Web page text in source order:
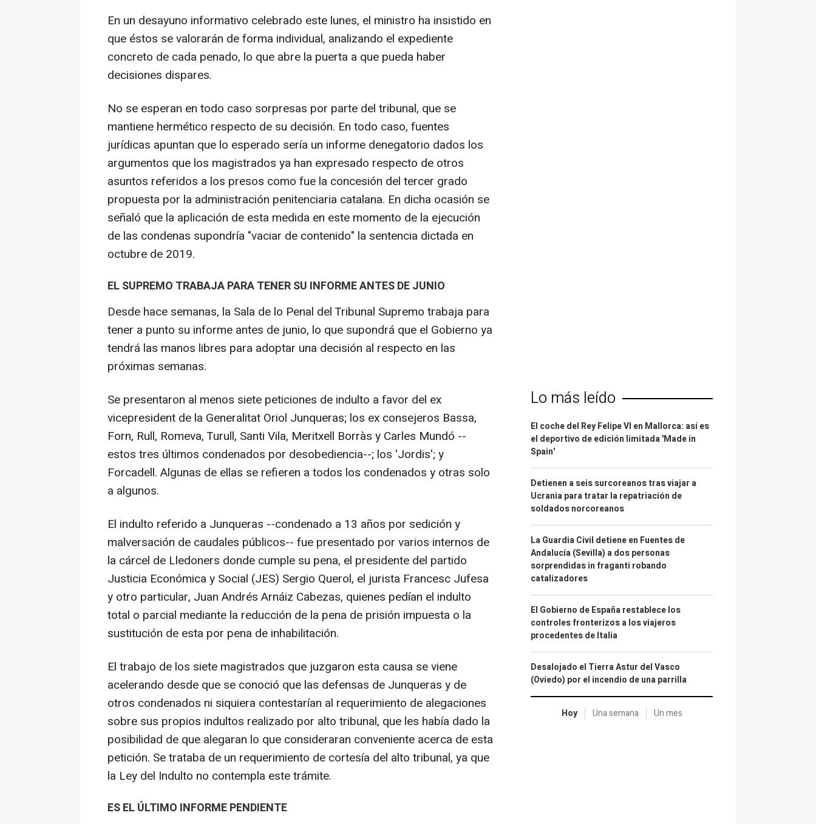
En un desayuno informativo celebrado este lunes, el ministro ha insistido en
que éstos se valorarán de forma individual, analizando el expediente
concreto de cada penado, lo que abre la puerta a que pueda haber
decisiones dispares.
No se esperan en todo caso sorpresas por parte del tribunal, que se
mantiene hermético respecto de su decisión. En todo caso, fuentes
jurídicas apuntan que lo esperado sería un informe denegatorio dados los
argumentos que los magistrados ya han expresado respecto de otros
asuntos referidos a los presos como fue la concesión del tercer grado
propuesta por la administración penitenciaria catalana. En dicha ocasión se
señaló que la aplicación de esta medida en este momento de la ejecución
de las condenas supondría "vaciar de contenido" la sentencia dictada en
octubre de 2019.
EL SUPREMO TRABAJA PARA TENER SU INFORME ANTES DE JUNIO
Desde hace semanas, la Sala de lo Penal del Tribunal Supremo trabaja para
tener a punto su informe antes de junio, lo que supondrá que el Gobierno ya
tendrá las manos libres para adoptar una decisión al respecto en las
próximas semanas.
Se presentaron al menos siete peticiones de indulto a favor del ex
vicepresident de la Generalitat Oriol Junqueras; los ex consejeros Bassa,
Forn, Rull, Romeva, Turull, Santi Vila, Meritxell Borràs y Carles Mundó --
estos tres últimos condenados por desobediencia--; los 'Jordis'; y
Forcadell. Algunas de ellas se refieren a todos los condenados y otras solo
a algunos.
El indulto referido a Junqueras --condenado a 13 años por sedición y
malversación de caudales públicos-- fue presentado por varios internos de
la cárcel de Lledoners donde cumple su pena, el presidente del partido
Justicia Económica y Social (JES) Sergio Querol, el jurista Francesc Jufesa
y otro particular, Juan Andrés Arnáiz Cabezas, quienes pedían el indulto
total o parcial mediante la reducción de la pena de prisión impuesta o la
sustitución de esta por pena de inhabilitación.
El trabajo de los siete magistrados que juzgaron esta causa se viene
acelerando desde que se conoció que las defensas de Junqueras y de
otros condenados ni siquiera contestarían al requerimiento de alegaciones
sobre sus propios indultos realizado por alto tribunal, que les había dado la
posibilidad de que alegaran lo que consideraran conveniente acerca de esta
petición. Se trataba de un requerimiento de cortesía del alto tribunal, ya que
la Ley del Indulto no contempla este trámite.
ES EL ÚLTIMO INFORME PENDIENTE
Lo más leído
El coche del Rey Felipe VI en Mallorca: así es
el deportivo de edición limitada 'Made in
Spain'
Detienen a seis surcoreanos tras viajar a
Ucrania para tratar la repatriación de
soldados norcoreanos
La Guardia Civil detiene en Fuentes de
Andalucía (Sevilla) a dos personas
sorprendidas in fraganti robando
catalizadores
El Gobierno de España restablece los
controles fronterizos a los viajeros
procedentes de Italia
Desalojado el Tierra Astur del Vasco
(Oviedo) por el incendio de una parrilla
Hoy Una semana Un mes